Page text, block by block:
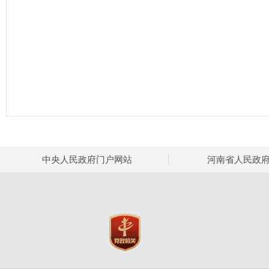
中央人民政府门户网站 河南省人民政